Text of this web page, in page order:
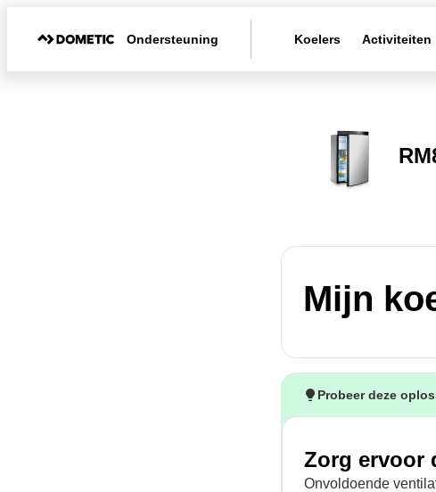
Ondersteuning Koelers Activiteiten
Mijn
Probeer deze
Zorg ervoor
Onvoldoende